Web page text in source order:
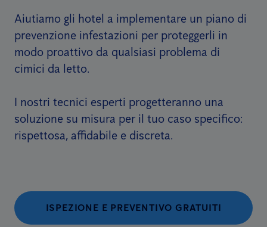
Aiutiamo gli hotel a implementare un piano di
prevenzione infestazioni per proteggerli in
modo proattivo da qualsiasi problema di
cimici da letto.
I nostri tecnici esperti progetteranno una
soluzione su misura per il tuo caso specifico:
rispettosa, affidabile e discreta.
ISPEZIONE E PREVENTIVO GRATUITI